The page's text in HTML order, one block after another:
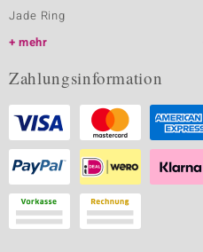
Jade Ring
mehr
Zahlungsinformation